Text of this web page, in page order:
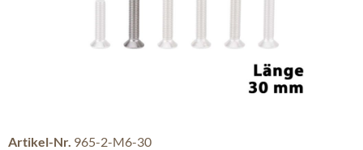
Artikel-Nr. 965-2-M6-30